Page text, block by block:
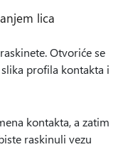
lica
Otvoriće se
profila kontakta i
kontakta, a zatim
raskinuli vezu